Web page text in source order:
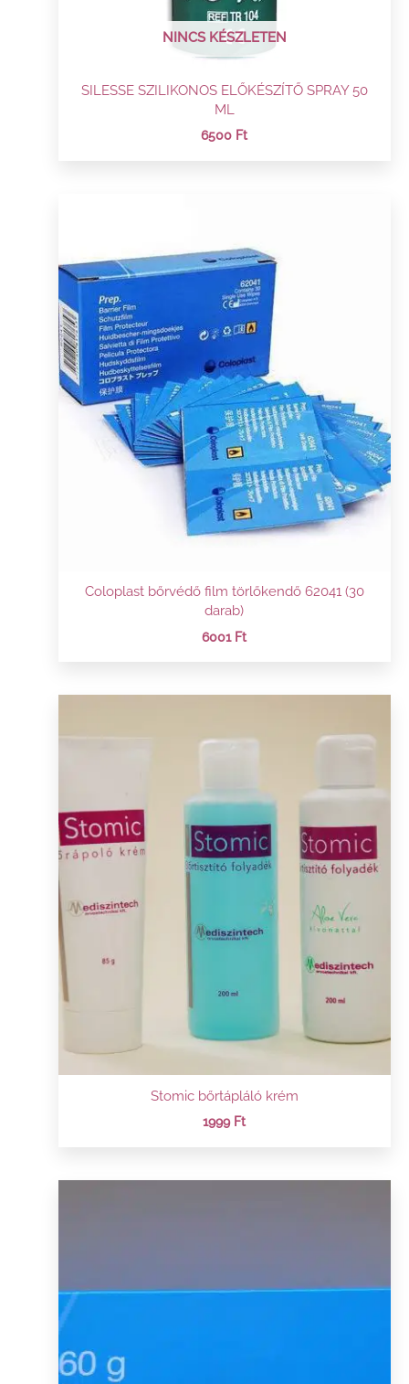
NINCS KÉSZLETEN
SILESSE SZILIKONOS ELŐKÉSZÍTŐ SPRAY 50
ML
6500 Ft
Coloplast bőrvédő film törlőkendő 62041 (30
darab)
6001 Ft
Stomic bőrtápláló krém
1999 Ft